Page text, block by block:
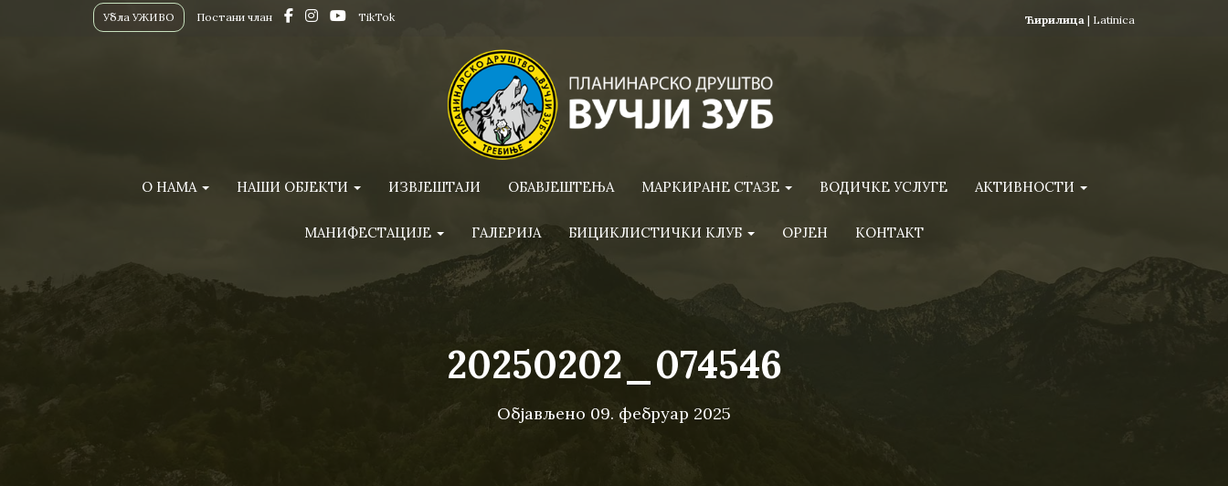
Ћирилица | Latinica
Убла УЖИВО Постани члан TikTok
О НАМА НАШИ ОБЈЕКТИ ИЗВЈЕШТАЈИ ОБАВЈЕШТЕЊА МАРКИРАНЕ СТАЗЕ ВОДИЧКЕ УСЛУГЕ АКТИВНОСТИ
МАНИФЕСТАЦИЈЕ ГАЛЕРИЈА БИЦИКЛИСТИЧКИ КЛУБ ОРЈЕН КОНТАКТ
20250202_074546
Објављено 09. фебруар 2025